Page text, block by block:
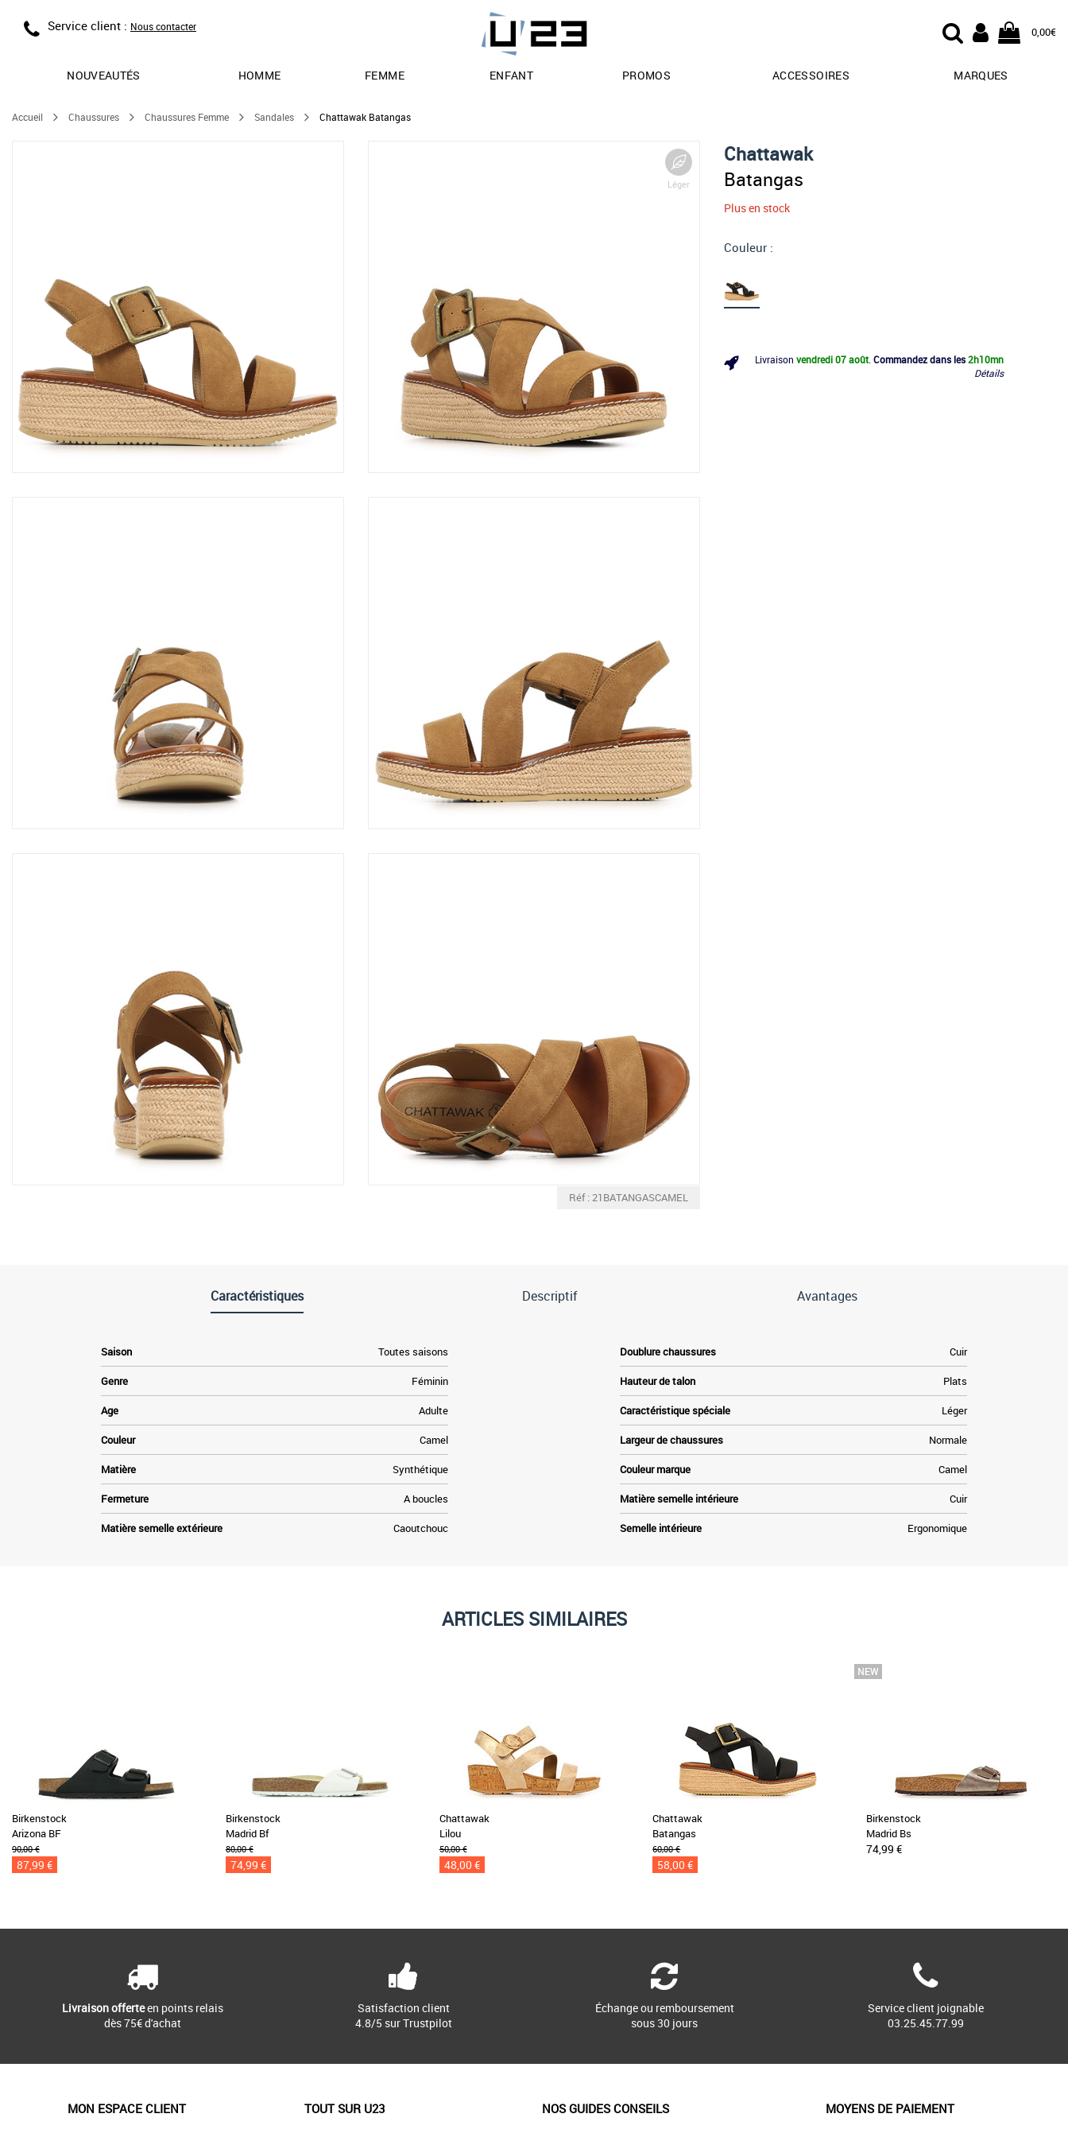
Service client : Nous contacter 0,00€
NOUVEAUTÉS HOMME FEMME ENFANT PROMOS ACCESSOIRES MARQUES
Accueil Chaussures Chaussures Femme Sandales Chattawak Batangas
Léger
Réf : 21BATANGASCAMEL
Chattawak
Batangas
Plus en stock
Couleur :
Livraison vendredi 07 août Commandez dans les2h10mn
Détails
Caractéristiques Descriptif Avantages
Saison Toutes saisons
Genre Féminin
Age Adulte
Couleur Camel
Matière Synthétique
Fermeture A boucles
Matière semelle extérieure Caoutchouc
Doublure chaussures Cuir
Hauteur de talon Plats
Caractéristique spéciale Léger
Largeur de chaussures Normale
Couleur marque Camel
Matière semelle intérieure Cuir
Semelle intérieure Ergonomique
ARTICLES SIMILAIRES
Birkenstock
Arizona BF
90,00 €
87,99 €
Birkenstock
Madrid Bf
80,00 €
74,99 €
Chattawak
Lilou
50,00 €
48,00 €
Chattawak
Batangas
60,00 €
58,00 €
Birkenstock
Madrid Bs
74,99 €
Livraison offerteen points relais
dès 75€ d'achat
Satisfaction client
4.8/5 sur Trustpilot
Échange ou remboursement
sous 30 jours
Service client joignable
03.25.45.77.99
MON ESPACE CLIENT TOUT SUR U23 NOS GUIDES CONSEILS MOYENS DE PAIEMENT